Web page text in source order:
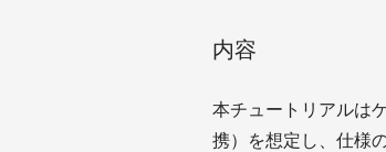
内容
本チュートリアルは
携）を想定し、仕様